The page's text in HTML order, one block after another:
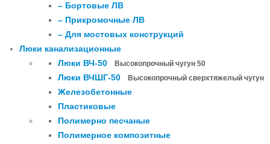
– Бортовые ЛВ
– Прикромочные ЛВ
– Для мостовых конструкций
Люки канализационные
Люки ВЧ-50
Высокопрочный чугун 50
Люки ВЧШГ-50 Высокопрочный сверхтяжелый чугун
Железобетонные
Пластиковые
Полимерно песчаные
Полимерное композитные